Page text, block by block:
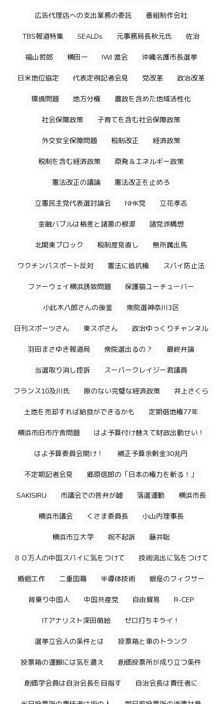
広告代理店への支出業務の委託 番組制作会社
TBS報道特集 SEALDs 元事務局長秋元氏 佐治
福山哲郎 横田一 IWJ 渡会 沖縄名護市長選挙
日米地位協定 代表定例記者会見 党改革 政治改革
環境問題 地方分権 農政を含めた地域活性化
社会保障政策 子育てを含む社会保障政策
外交安全保障問題 税制改正 経済政策
税制を含む経済政策 原発＆エネルギー政策
憲法改正の議論 憲法改正を止めろ
立憲民主党代表選討論会 NHK党 立花孝志
金融バブルは格差と諸悪の根源 諸党派構想
北関東ブロック 税制度見直し 無所属出馬
ワクチンパスポート反対 憲法に抵抗権 スパイ防止法
ファーウェイ横浜誘致問題 保護猫ユーチューバー
小此木八郎さんの後釜 衆院選神奈川3区
日刊スポーツさん 東スポさん 政治ゆっくりチャンネル
羽田まさゆき報道局 衆院選出るの？ 最終弁論
当選取り消し控訴 スーパークレイジー君議員
フランス10及川氏 隙のない完璧な経済政策 井上さくら
土地を売却すれば給食ができるかも 定期借地権77年
横浜市旧市庁舎問題 はよ予算付け替えて財政出動せい！
はよ予算委員会開け！ 補正予算余剰金30兆円
不定期記者会見 郷原信郎の「日本の権力を斬る！」
SAKISIRU 市議会での答弁が嘘 落選運動 横浜市長
横浜市議会 くさま委員長 小山内理事長
横浜市立大学 祝不起訴 藤井聡
８０万人の中国スパイに気をつけて 技術流出に気をつけて
婚姻工作 二重国籍 半導体技術 銀座のフィクサー
背乗り中国人 中国共産党 自由貿易 R-CEP
ITアナリスト深田萌絵 ゼロ打ちキライ！
選挙立会人の条件とは 投票箱と車のトランク
投票箱の運搬には気を遣え 創価投票所が成り立つ条件
創価学会員は自治会長を目指す 自治会長は責任者に